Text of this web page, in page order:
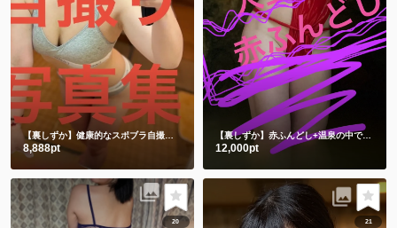
【裏しずか】健康的なスポブラ自撮り🤳 ショート動画１本と写真50枚
8,888pt
【裏しずか】赤ふんどし+温泉の中で湯あみぎを着る🫣ショート動画２本と写真100枚セット
12,000pt
20 21